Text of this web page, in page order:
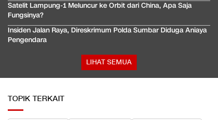
Satelit Lampung-1 Meluncur ke Orbit dari China, Apa Saja
Fungsinya?
Insiden Jalan Raya, Direskrimum Polda Sumbar Diduga Aniaya
Pengendara
LIHAT SEMUA
TOPIK TERKAIT